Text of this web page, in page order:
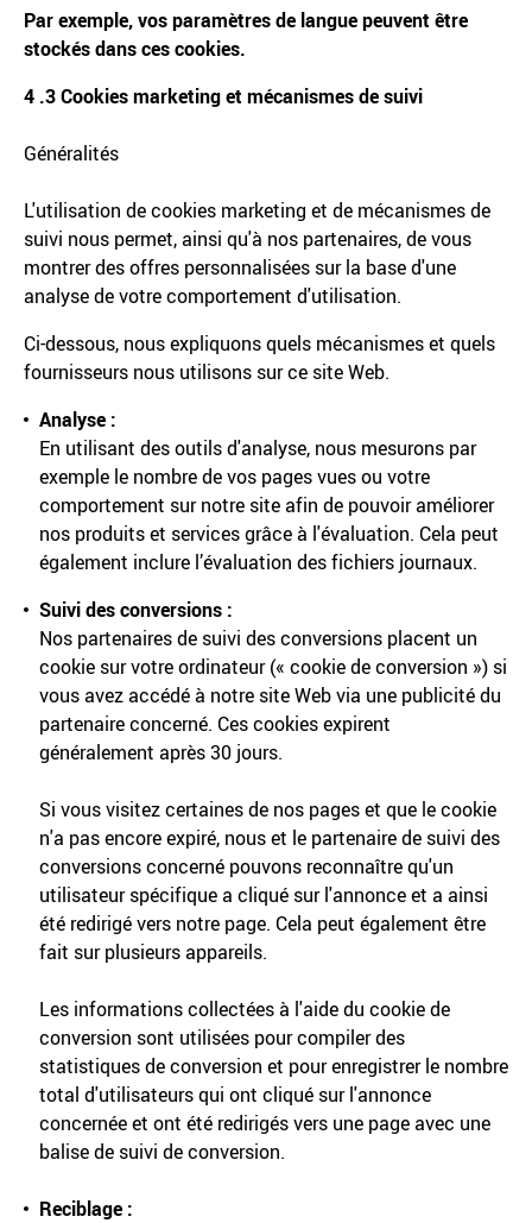
Par exemple, vos paramètres de langue peuvent être
stockés dans ces cookies.
4 .3 Cookies marketing et mécanismes de suivi
Généralités
L'utilisation de cookies marketing et de mécanismes de
suivi nous permet, ainsi qu'à nos partenaires, de vous
montrer des offres personnalisées sur la base d'une
analyse de votre comportement d'utilisation.
Ci-dessous, nous expliquons quels mécanismes et quels
fournisseurs nous utilisons sur ce site Web.
Analyse :
En utilisant des outils d'analyse, nous mesurons par
exemple le nombre de vos pages vues ou votre
comportement sur notre site afin de pouvoir améliorer
nos produits et services grâce à l'évaluation. Cela peut
également inclure l’évaluation des fichiers journaux.
Suivi des conversions :
Nos partenaires de suivi des conversions placent un
cookie sur votre ordinateur (« cookie de conversion ») si
vous avez accédé à notre site Web via une publicité du
partenaire concerné. Ces cookies expirent
généralement après 30 jours.
Si vous visitez certaines de nos pages et que le cookie
n'a pas encore expiré, nous et le partenaire de suivi des
conversions concerné pouvons reconnaître qu'un
utilisateur spécifique a cliqué sur l'annonce et a ainsi
été redirigé vers notre page. Cela peut également être
fait sur plusieurs appareils.
Les informations collectées à l'aide du cookie de
conversion sont utilisées pour compiler des
statistiques de conversion et pour enregistrer le nombre
total d'utilisateurs qui ont cliqué sur l'annonce
concernée et ont été redirigés vers une page avec une
balise de suivi de conversion.
Reciblage :